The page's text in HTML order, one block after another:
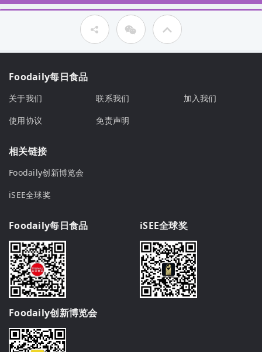
Foodaily每日食品
关于我们 联系我们
加入我们
使用协议
免责声明
相关链接
Foodaily创新博览会
iSEE全球奖
Foodaily每日食品 iSEE全球奖
Foodaily创新博览会